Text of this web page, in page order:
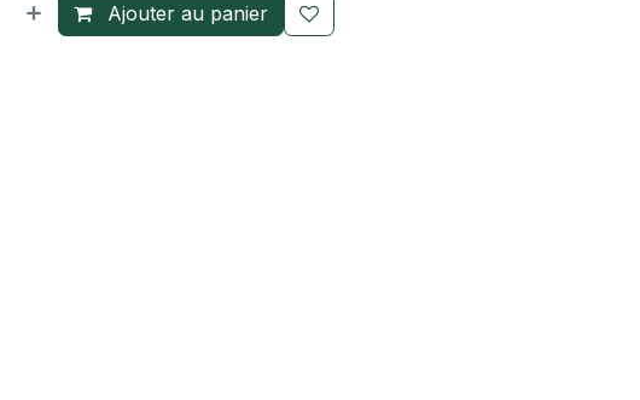
Ajouter au panier